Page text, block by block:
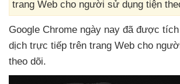
trang Web cho người sử dụng tiện
Google Chrome ngày nay đã được tích
dịch trực tiếp trên trang Web cho
theo dõi.